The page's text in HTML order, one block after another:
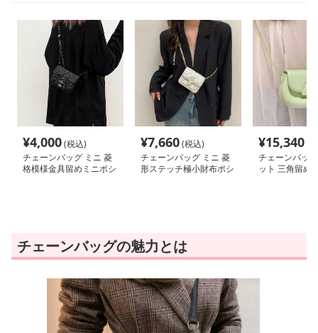
¥4,000(税込)
チェーンバッグ ミニ 菱
格模様金具留めミニポシ
¥7,660(税込)
チェーンバッグ ミニ 菱
形ステッチ極小財布ポシ
¥15,340
チェーンバッ
ット 三角留め
チェーンバッグの魅力とは